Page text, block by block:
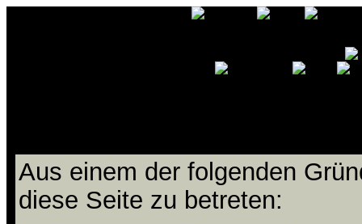
Aus einem der folgenden
diese Seite zu betreten: